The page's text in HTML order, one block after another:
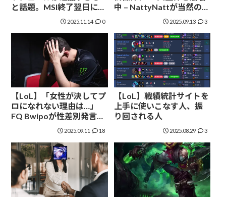
と話題。MSI終了翌日に大
2025.11.14 0
中 – NattyNattが当然のよ
うにチャレ到達、最上位
帯で13連勝、総合勝率
80%
2025.09.13 3
【LoL】「女性が決してプ
ロになれない理由は…」
FQ Bwipoが性差別発言で
大炎上。出場停止へ
2025.09.11 18
【LoL】戦績統計サイトを
上手に使いこなす人、振
り回される人
2025.08.29 3